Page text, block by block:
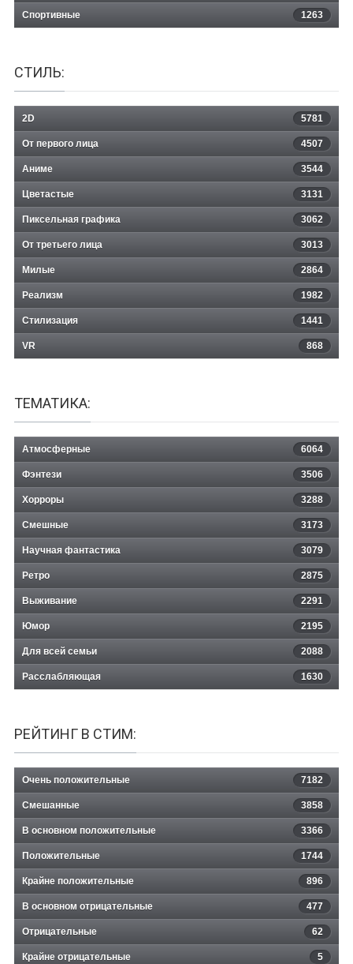
Спортивные 1263
СТИЛЬ:
2D 5781
От первого лица 4507
Аниме 3544
Цветастые 3131
Пиксельная графика 3062
От третьего лица 3013
Милые 2864
Реализм 1982
Стилизация 1441
VR 868
ТЕМАТИКА:
Атмосферные 6064
Фэнтези 3506
Хорроры 3288
Смешные 3173
Научная фантастика 3079
Ретро 2875
Выживание 2291
Юмор 2195
Для всей семьи 2088
Расслабляющая 1630
РЕЙТИНГ В СТИМ:
Очень положительные 7182
Смешанные 3858
В основном положительные 3366
Положительные 1744
Крайне положительные 896
В основном отрицательные 477
Отрицательные 62
Крайне отрицательные 5